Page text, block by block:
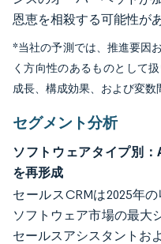
恩恵を相殺する可能性が
*当社の予測では、推進要因
く方向性のあるものとして
成長、構成効果、および変数
セグメント分析
ソフトウェアタイプ別
を再形成
セールスCRMは2025年
ソフトウェア市場の最大
セールスアシスタントお